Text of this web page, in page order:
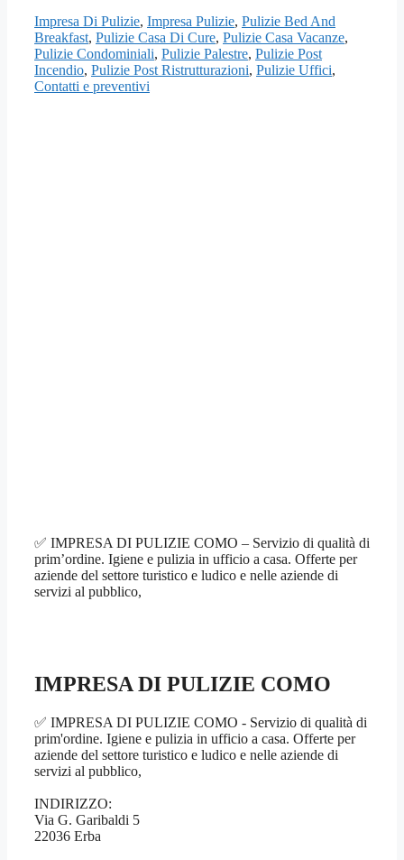
Impresa Di Pulizie, Impresa Pulizie, Pulizie Bed And
Breakfast, Pulizie Casa Di Cure, Pulizie Casa Vacanze,
Pulizie Condominiali, Pulizie Palestre, Pulizie Post
Incendio, Pulizie Post Ristrutturazioni, Pulizie Uffici,
Contatti e preventivi
✅ IMPRESA DI PULIZIE COMO – Servizio di qualità di
prim’ordine. Igiene e pulizia in ufficio a casa. Offerte per
aziende del settore turistico e ludico e nelle aziende di
servizi al pubblico,
IMPRESA DI PULIZIE COMO
✅ IMPRESA DI PULIZIE COMO - Servizio di qualità di
prim'ordine. Igiene e pulizia in ufficio a casa. Offerte per
aziende del settore turistico e ludico e nelle aziende di
servizi al pubblico,
INDIRIZZO:
Via G. Garibaldi 5
22036 Erba